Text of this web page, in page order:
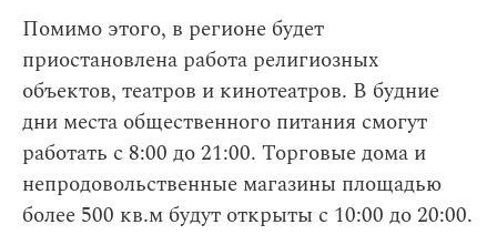
Помимо этого, в регионе будет
приостановлена работа религиозных
объектов, театров и кинотеатров. В будние
дни места общественного питания смогут
работать с 8:00 до 21:00. Торговые дома и
непродовольственные магазины площадью
более 500 кв.м будут открыты с 10:00 до 20:00.